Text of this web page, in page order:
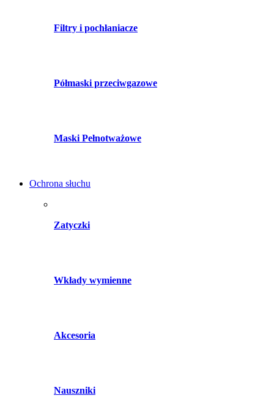
Filtry i pochłaniacze
Półmaski przeciwgazowe
Maski Pełnotważowe
Ochrona słuchu
Zatyczki
Wkłady wymienne
Akcesoria
Nauszniki